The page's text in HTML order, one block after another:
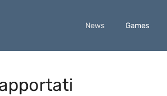
News Games